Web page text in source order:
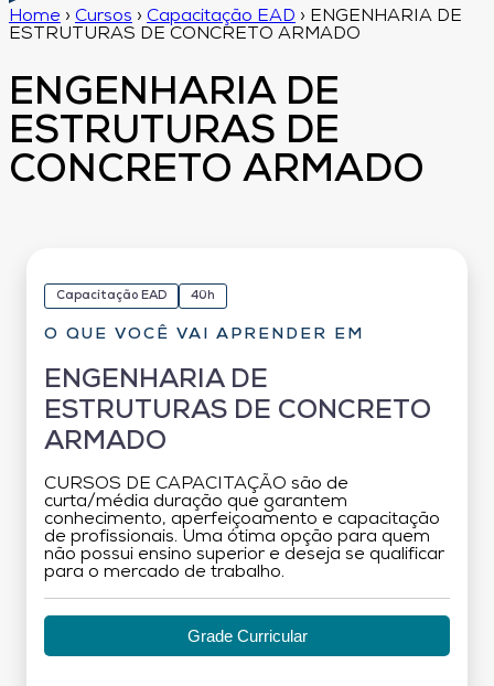
Home › Cursos › Capacitação EAD › ENGENHARIA DE
ESTRUTURAS DE CONCRETO ARMADO
ENGENHARIA DE
ESTRUTURAS DE
CONCRETO ARMADO
Capacitação EAD 40h
O QUE VOCÊ VAI APRENDER EM
ENGENHARIA DE
ESTRUTURAS DE CONCRETO
ARMADO
CURSOS DE CAPACITAÇÃO são de
curta/média duração que garantem
conhecimento, aperfeiçoamento e capacitação
de profissionais. Uma ótima opção para quem
não possui ensino superior e deseja se qualificar
para o mercado de trabalho.
Grade Curricular